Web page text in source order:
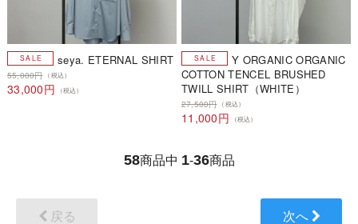
seya. ETERNAL SHIRT
55,000円 （税込）
33,000円 （税込）
Y ORGANIC ORGANIC
COTTON TENCEL BRUSHED
TWILL SHIRT（WHITE）
27,500円 （税込）
11,000円 （税込）
58商品中 1-36商品
戻る 次へ